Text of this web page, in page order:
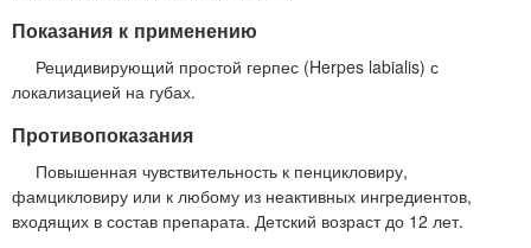
Показания к применению
Рецидивирующий простой герпес (Herpes labialis) с
локализацией на губах.
Противопоказания
Повышенная чувствительность к пенцикловиру,
фамцикловиру или к любому из неактивных ингредиентов,
входящих в состав препарата. Детский возраст до 12 лет.